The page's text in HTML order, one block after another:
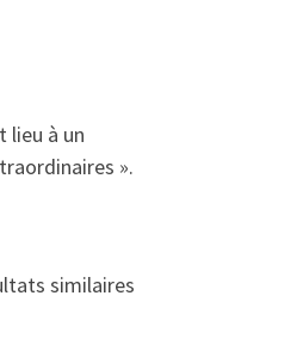
lieu à un
».
similaires